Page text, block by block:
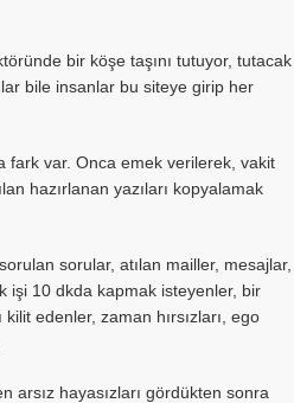
bir köşe taşını tutuyor, tutacak
bile insanlar bu siteye girip her
fark var. Onca emek verilerek, vakit
hazırlanan yazıları kopyalamak
sorular, atılan mailler, mesajlar,
işi 10 dkda kapmak isteyenler, bir
edenler, zaman hırsızları, ego
arsız hayasızları gördükten sonra